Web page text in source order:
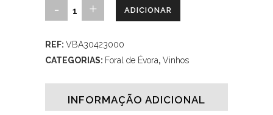
Foral
Alentejo
ADICIONAR
REF: VBA30423000
CATEGORIAS: Foral de Évora, Vinhos
INFORMAÇÃO ADICIONAL